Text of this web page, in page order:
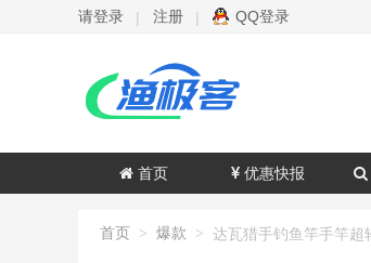
请登录 | 注册 | QQ登录
首页 优惠快报
首页 > 爆款 >